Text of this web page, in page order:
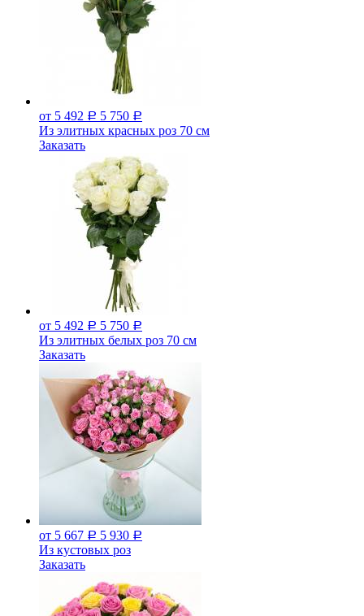
от 5 492 Р 5 750 Р
Из элитных красных роз 70 см
Заказать
от 5 492 Р 5 750 Р
Из элитных белых роз 70 см
Заказать
от 5 667 Р 5 930 Р
Из кустовых роз
Заказать